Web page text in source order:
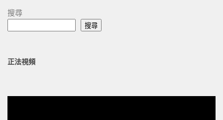
搜尋
搜尋
正法視頻